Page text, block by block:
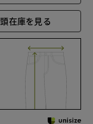
在庫を見る